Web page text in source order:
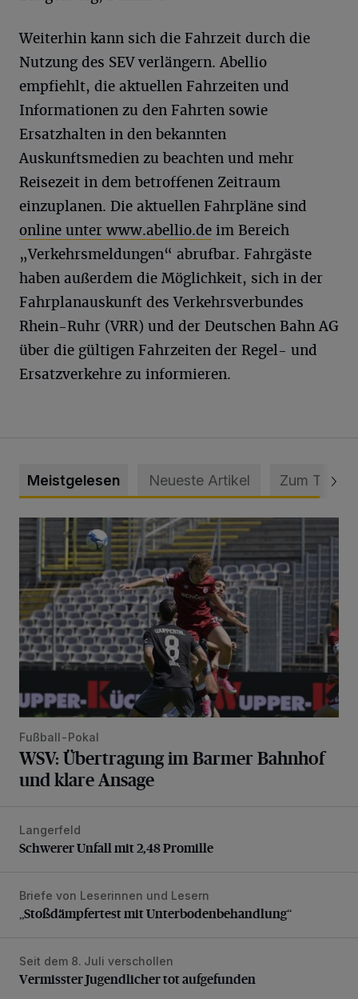
Weiterhin kann sich die Fahrzeit durch die
Nutzung des SEV verlängern. Abellio
empfiehlt, die aktuellen Fahrzeiten und
Informationen zu den Fahrten sowie
Ersatzhalten in den bekannten
Auskunftsmedien zu beachten und mehr
Reisezeit in dem betroffenen Zeitraum
einzuplanen. Die aktuellen Fahrpläne sind
online unter www.abellio.de im Bereich
„Verkehrsmeldungen“ abrufbar. Fahrgäste
haben außerdem die Möglichkeit, sich in der
Fahrplanauskunft des Verkehrsverbundes
Rhein-Ruhr (VRR) und der Deutschen Bahn AG
über die gültigen Fahrzeiten der Regel- und
Ersatzverkehre zu informieren.
Meistgelesen Neueste Artikel Zum Thema
WSV: Übertragung im Barmer Bahnhof und klare Ansage
Fußball-Pokal
WSV: Übertragung im Barmer Bahnhof
und klare Ansage
Schwerer Unfall mit 2,48 Promille
Langerfeld
Schwerer Unfall mit 2,48 Promille
„Stoßdämpfertest mit Unterbodenbehandlung“
Briefe von Leserinnen und Lesern
„Stoßdämpfertest mit Unterbodenbehandlung“
Vermisster Jugendlicher tot aufgefunden
Seit dem 8. Juli verschollen
Vermisster Jugendlicher tot aufgefunden